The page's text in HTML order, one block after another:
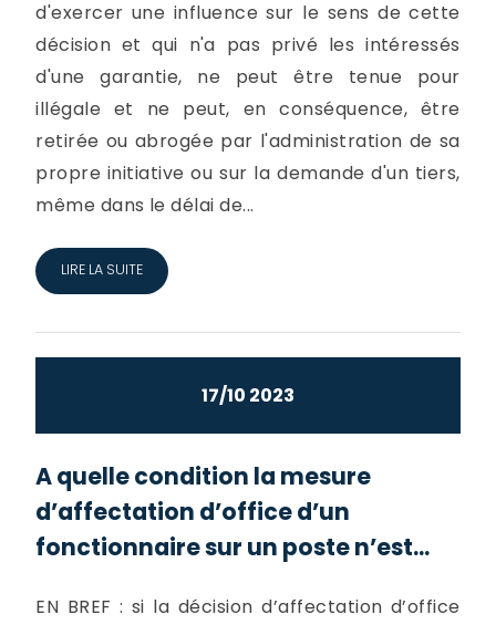
d'exercer une influence sur le sens de cette
décision et qui n'a pas privé les intéressés
d'une garantie, ne peut être tenue pour
illégale et ne peut, en conséquence, être
retirée ou abrogée par l'administration de sa
propre initiative ou sur la demande d'un tiers,
même dans le délai de...
LIRE LA SUITE
17/10 2023
A quelle condition la mesure
d’affectation d’office d’un
fonctionnaire sur un poste n’est...
EN BREF : si la décision d’affectation d’office